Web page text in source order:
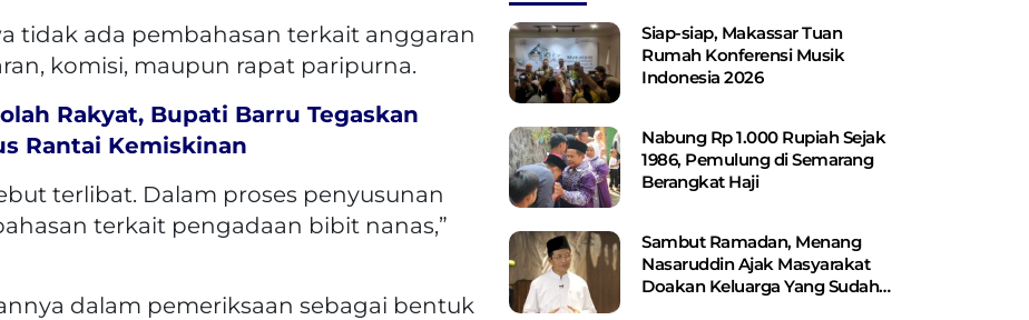
tidak ada pembahasan terkait anggaran
komisi, maupun rapat paripurna.
Rakyat, Bupati Barru Tegaskan
Rantai Kemiskinan
terlibat. Dalam proses penyusunan
terkait pengadaan bibit nanas,”
dalam pemeriksaan sebagai bentuk
Siap-siap, Makassar Tuan
Rumah Konferensi Musik
Indonesia 2026
Nabung Rp 1.000 Rupiah Sejak
1986, Pemulung di Semarang
Berangkat Haji
Sambut Ramadan, Menang
Nasaruddin Ajak Masyarakat
Doakan Keluarga Yang Sudah